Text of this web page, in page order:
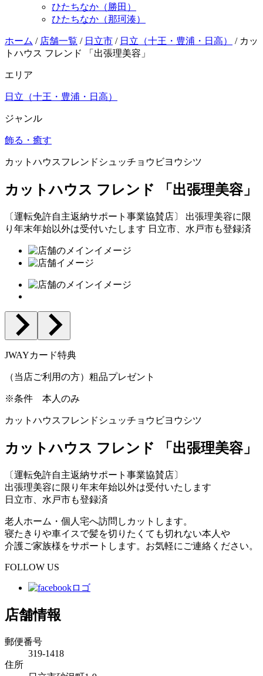
ひたちなか（勝田）
ひたちなか（那珂湊）
ホーム / 店舗一覧 / 日立市 / 日立（十王・豊浦・日高） / カッ
トハウス フレンド 「出張理美容」
エリア
日立（十王・豊浦・日高）
ジャンル
飾る・癒す
カットハウスフレンドシュッチョウビヨウシツ
カットハウス フレンド 「出張理美容」
〔運転免許自主返納サポート事業協賛店〕 出張理美容に限
り年末年始以外は受付いたします 日立市、水戸市も登録済
JWAYカード特典
（当店ご利用の方）粗品プレゼント
※条件 本人のみ
カットハウスフレンドシュッチョウビヨウシツ
カットハウス フレンド 「出張理美容」
〔運転免許自主返納サポート事業協賛店〕
出張理美容に限り年末年始以外は受付いたします
日立市、水戸市も登録済
老人ホーム・個人宅へ訪問しカットします。
寝たきりや車イスで髪を切りたくても切れない本人や
介護ご家族様をサポートします。お気軽にご連絡ください。
FOLLOW US
店舗情報
郵便番号
319-1418
住所